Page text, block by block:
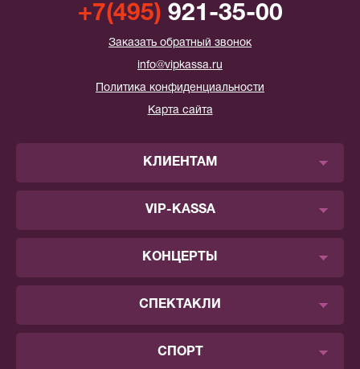
+7(495) 921-35-00
Заказать обратный звонок
info@vipkassa.ru
Политика конфиденциальности
Карта сайта
КЛИЕНТАМ
VIP-KASSA
КОНЦЕРТЫ
СПЕКТАКЛИ
СПОРТ